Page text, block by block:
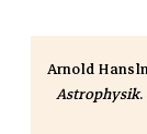
Arnold
Astrophysik.